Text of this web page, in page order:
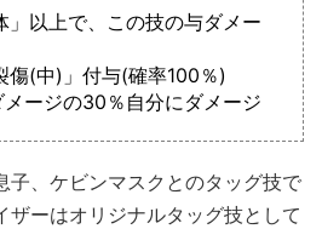
」以上で、この技の与ダメー
傷(中)」付与(確率100％)
ージの30％自分にダメージ
子、ケビンマスクとのタッグ技で
ザーはオリジナルタッグ技として